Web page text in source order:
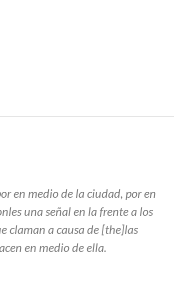
en medio de la ciudad, por en
una señal en la frente a los
claman a causa de [the]las
en medio de ella.